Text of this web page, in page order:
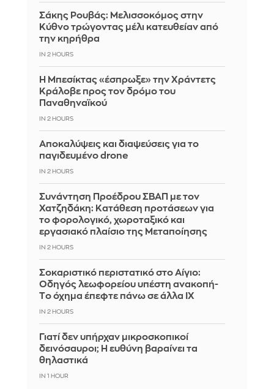
Σάκης Ρουβάς: Μελισσοκόμος στην
Κύθνο τρώγοντας μέλι κατευθείαν από
την κηρήθρα
IN 2 HOURS
Η Μπεσίκτας «έσπρωξε» την Χράντετς
Κράλοβε προς τον δρόμο του
Παναθηναϊκού
IN 2 HOURS
Αποκαλύψεις και διαψεύσεις για το
παγιδευμένο drone
IN 2 HOURS
Συνάντηση Προέδρου ΣΒΑΠ με τον
Χατζηδάκη: Κατάθεση προτάσεων για
το φορολογικό, χωροταξικό και
εργασιακό πλαίσιο της Μεταποίησης
IN 2 HOURS
Σοκαριστικό περιστατικό στο Αίγιο:
Οδηγός λεωφορείου υπέστη ανακοπή-
Tο όχημα έπεφτε πάνω σε άλλα ΙΧ
IN 2 HOURS
Γιατί δεν υπήρχαν μικροσκοπικοί
δεινόσαυροι; Η ευθύνη βαραίνει τα
θηλαστικά
IN 1 HOUR